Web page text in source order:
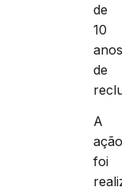
de
10
de
A
foi